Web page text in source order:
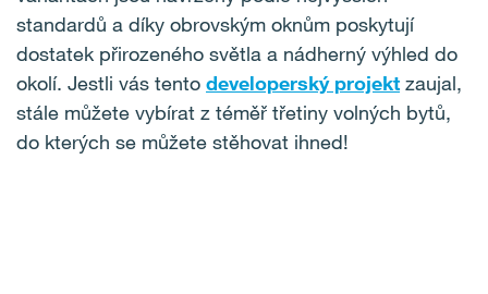
standardů a díky obrovským oknům poskytují
dostatek přirozeného světla a nádherný výhled do
okolí. Jestli vás tento developerský projekt zaujal,
stále můžete vybírat z téměř třetiny volných bytů,
do kterých se můžete stěhovat ihned!